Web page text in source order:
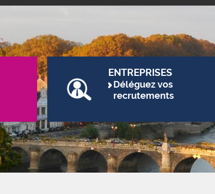
ENTREPRISES
Déléguez vos
recrutements